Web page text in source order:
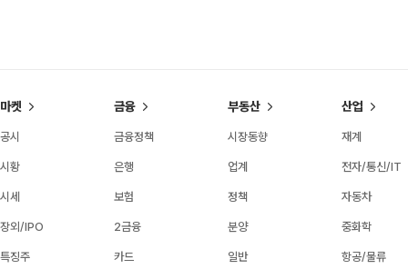
마켓
공시
시황
시세
장외/IPO
특징주
금융
금융정책
은행
보험
2금융
카드
부동산
시장동향
업계
정책
분양
일반
산업
재계
전자/통신/IT
자동차
중화학
항공/물류